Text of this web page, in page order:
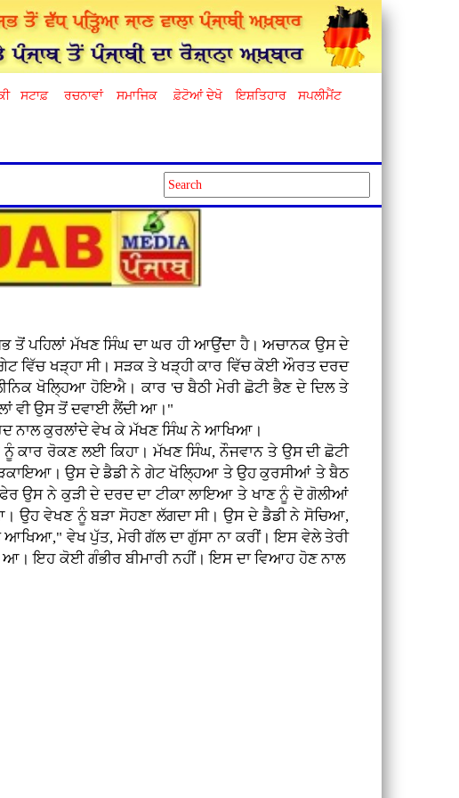
ਸਟਾਫ਼ ਰਚਨਾਵਾਂ ਸਮਾਜਿਕ ਫ਼ੋਟੋਆਂ ਦੇਖੋ ਇਸ਼ਤਿਹਾਰ ਸਪਲੀਮੈਂਟ
ਤੋਂ ਪਹਿਲਾਂ ਮੱਖਣ ਸਿੰਘ ਦਾ ਘਰ ਹੀ ਆਉਂਦਾ ਹੈ। ਅਚਾਨਕ ਉਸ ਦੇ
ਖੜ੍ਹਾ ਸੀ। ਸੜਕ ਤੇ ਖੜ੍ਹੀ ਕਾਰ ਵਿੱਚ ਕੋਈ ਔਰਤ ਦਰਦ
ਖੋਲ੍ਹਿਆ ਹੋਇਐ। ਕਾਰ 'ਚ ਬੈਠੀ ਮੇਰੀ ਛੋਟੀ ਭੈਣ ਦੇ ਦਿਲ ਤੇ
ਵੀ ਉਸ ਤੋਂ ਦਵਾਈ ਲੈਂਦੀ ਆ।"
ਨਾਲ ਕੁਰਲਾਂਦੇ ਵੇਖ ਕੇ ਮੱਖਣ ਸਿੰਘ ਨੇ ਆਖਿਆ।
ਕਾਰ ਰੋਕਣ ਲਈ ਕਿਹਾ। ਮੱਖਣ ਸਿੰਘ, ਨੌਜਵਾਨ ਤੇ ਉਸ ਦੀ ਛੋਟੀ
ਉਸ ਦੇ ਡੈਡੀ ਨੇ ਗੇਟ ਖੋਲ੍ਹਿਆ ਤੇ ਉਹ ਕੁਰਸੀਆਂ ਤੇ ਬੈਠ
ਉਸ ਨੇ ਕੁੜੀ ਦੇ ਦਰਦ ਦਾ ਟੀਕਾ ਲਾਇਆ ਤੇ ਖਾਣ ਨੂੰ ਦੋ ਗੋਲੀਆਂ
ਉਹ ਵੇਖਣ ਨੂੰ ਬੜਾ ਸੋਹਣਾ ਲੱਗਦਾ ਸੀ। ਉਸ ਦੇ ਡੈਡੀ ਨੇ ਸੋਚਿਆ,
ਵੇਖ ਪੁੱਤ, ਮੇਰੀ ਗੱਲ ਦਾ ਗੁੱਸਾ ਨਾ ਕਰੀਂ। ਇਸ ਵੇਲੇ ਤੇਰੀ
ਇਹ ਕੋਈ ਗੰਭੀਰ ਬੀਮਾਰੀ ਨਹੀਂ। ਇਸ ਦਾ ਵਿਆਹ ਹੋਣ ਨਾਲ